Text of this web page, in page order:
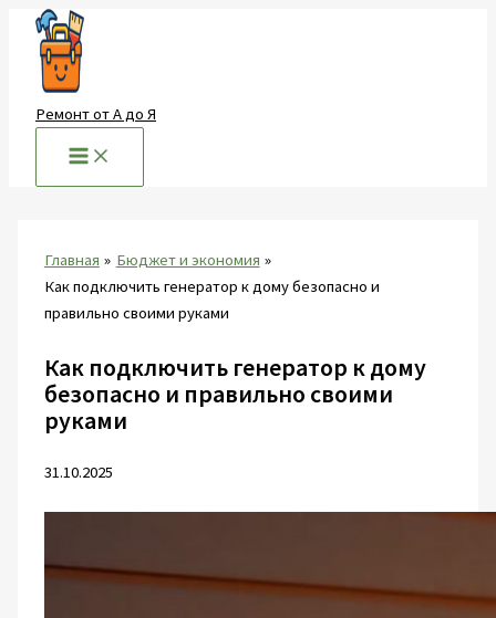
Перейти
содержимому
Ремонт от А до Я
Главная
Бюджет и экономия
Как подключить генератор к дому безопасно и
правильно своими руками
Как подключить генератор к дому
безопасно и правильно своими
руками
31.10.2025